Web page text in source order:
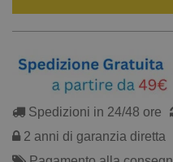
Spedizioni in 24/48 ore
2 anni di garanzia diretta